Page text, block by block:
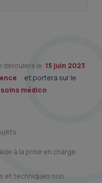
déroulera le 15 juin 2023
et portera sur le
médico
:
à la prise en charge
et techniques non